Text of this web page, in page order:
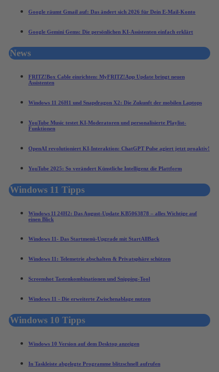
Google räumt Gmail auf: Das ändert sich 2026 für Dein E-Mail-Konto
Google Gemini Gems: Die persönlichen KI-Assistenten einfach erklärt
News
FRITZ!Box Cable einrichten: MyFRITZ!App Update bringt neuen
Assistenten
Windows 11 26H1 und Snapdragon X2: Die Zukunft der mobilen Laptops
YouTube Music testet KI-Moderatoren und personalisierte Playlist-
Funktionen
OpenAI revolutioniert KI-Interaktion: ChatGPT Pulse agiert jetzt proaktiv!
YouTube 2025: So verändert Künstliche Intelligenz die Plattform
Windows 11 Tipps
Windows 11 24H2: Das August‑Update KB5063878 – alles Wichtige auf
einen Blick
Windows 11- Das Startmenü-Upgrade mit StartAllBack
Windows 11: Telemetrie abschalten & Privatsphäre schützen
Screenshot Tastenkombinationen und Snipping-Tool
Windows 11 - Die erweiterte Zwischenablage nutzen
Windows 10 Tipps
Windows 10 Version auf dem Desktop anzeigen
In Taskleiste abgelegte Programme blitzschnell aufrufen